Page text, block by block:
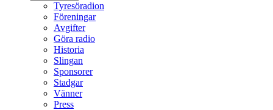
Tyresöradion
Föreningar
Avgifter
Göra radio
Historia
Slingan
Sponsorer
Stadgar
Vänner
Press